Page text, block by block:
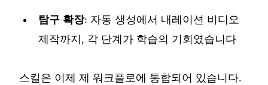
탐구 확장: 자동 생성에서 내레이션 비디오
제작까지, 각 단계가 학습의 기회였습니다
스킬은 이제 제 워크플로에 통합되어 있습니다.